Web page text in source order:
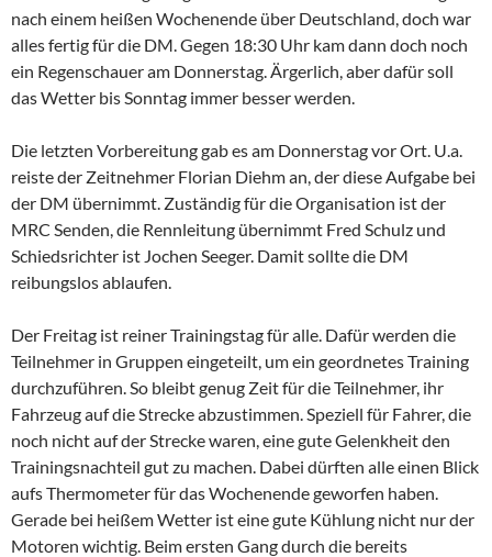
nach einem heißen Wochenende über Deutschland, doch war
alles fertig für die DM. Gegen 18:30 Uhr kam dann doch noch
ein Regenschauer am Donnerstag. Ärgerlich, aber dafür soll
das Wetter bis Sonntag immer besser werden.
Die letzten Vorbereitung gab es am Donnerstag vor Ort. U.a.
reiste der Zeitnehmer Florian Diehm an, der diese Aufgabe bei
der DM übernimmt. Zuständig für die Organisation ist der
MRC Senden, die Rennleitung übernimmt Fred Schulz und
Schiedsrichter ist Jochen Seeger. Damit sollte die DM
reibungslos ablaufen.
Der Freitag ist reiner Trainingstag für alle. Dafür werden die
Teilnehmer in Gruppen eingeteilt, um ein geordnetes Training
durchzuführen. So bleibt genug Zeit für die Teilnehmer, ihr
Fahrzeug auf die Strecke abzustimmen. Speziell für Fahrer, die
noch nicht auf der Strecke waren, eine gute Gelenkheit den
Trainingsnachteil gut zu machen. Dabei dürften alle einen Blick
aufs Thermometer für das Wochenende geworfen haben.
Gerade bei heißem Wetter ist eine gute Kühlung nicht nur der
Motoren wichtig. Beim ersten Gang durch die bereits